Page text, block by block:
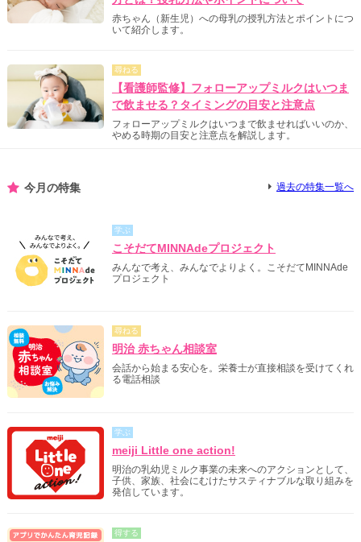
赤ちゃん（新生児）への母乳の授乳方法とポイントにつ
いて紹介します。
尋ねる
【看護師監修】フォローアップミルクはいつま
で飲ませる？タイミングの目安と注意点
フォローアップミルクはいつまで飲ませればいいのか、
やめる時期の目安と注意点を解説します。
今月の特集 過去の特集一覧へ
学ぶ
こそだてMINNAdeプロジェクト
みんなで考え、みんなでよりよく。こそだてMINNAde
プロジェクト
尋ねる
明治 赤ちゃん相談室
会話から始まる安心を。栄養士が直接相談を受けてくれ
る電話相談
学ぶ
meiji Little one action!
明治の乳幼児ミルク事業の未来へのアクションとして、
子供、家族、社会にむけたサスティナブルな取り組みを
発信しています。
得する